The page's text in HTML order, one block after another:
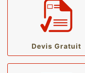
Devis Gratuit